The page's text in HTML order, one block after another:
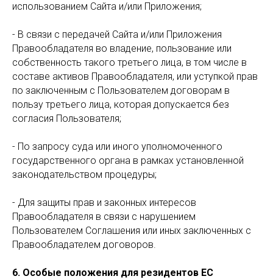
использованием Сайта и/или Приложения;
- В связи с передачей Сайта и/или Приложения
Правообладателя во владение, пользование или
собственность такого третьего лица, в том числе в
составе активов Правообладателя, или уступкой прав
по заключенным с Пользователем договорам в
пользу третьего лица, которая допускается без
согласия Пользователя;
- По запросу суда или иного уполномоченного
государственного органа в рамках установленной
законодательством процедуры;
- Для защиты прав и законных интересов
Правообладателя в связи с нарушением
Пользователем Соглашения или иных заключенных с
Правообладателем договоров.
6. Особые положения для резидентов ЕС